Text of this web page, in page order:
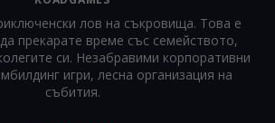
лов на съкровища. Това е
прекарате време със семейството,
си. Незабравими корпоративни
игри, лесна организация на
събития.